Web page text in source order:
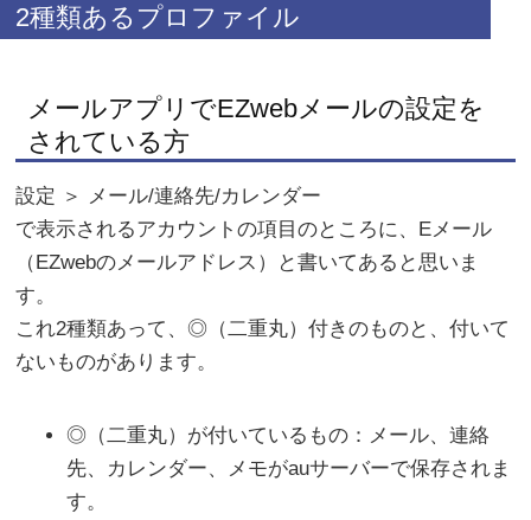
2種類あるプロファイル
メールアプリでEZwebメールの設定を
されている方
設定 ＞ メール/連絡先/カレンダー
で表示されるアカウントの項目のところに、Eメール
（EZwebのメールアドレス）と書いてあると思いま
す。
これ2種類あって、◎（二重丸）付きのものと、付いて
ないものがあります。
◎（二重丸）が付いているもの：メール、連絡
先、カレンダー、メモがauサーバーで保存されま
す。